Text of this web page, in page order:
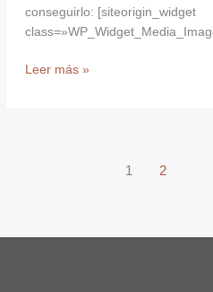
conseguirlo: [siteorigin_widget
Leer más »
1 2